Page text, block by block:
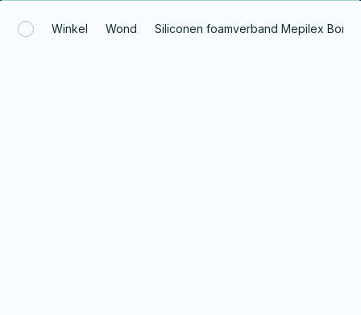
Winkel Wond Siliconen foamverband Mepilex